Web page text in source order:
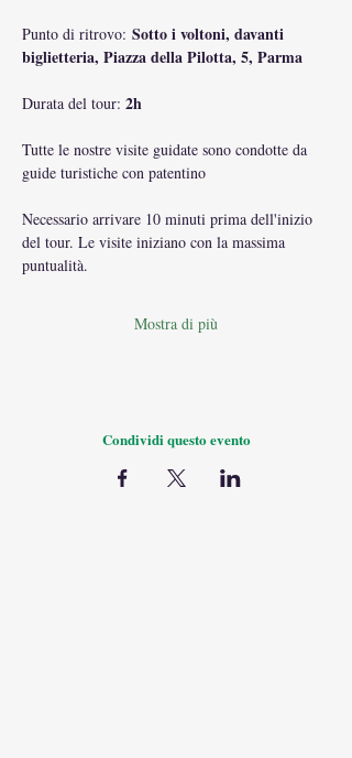
Punto di ritrovo: Sotto i voltoni, davanti
biglietteria, Piazza della Pilotta, 5, Parma
Durata del tour: 2h
Tutte le nostre visite guidate sono condotte da
guide turistiche con patentino
Necessario arrivare 10 minuti prima dell'inizio
del tour. Le visite iniziano con la massima
puntualità.
Mostra di più
Condividi questo evento